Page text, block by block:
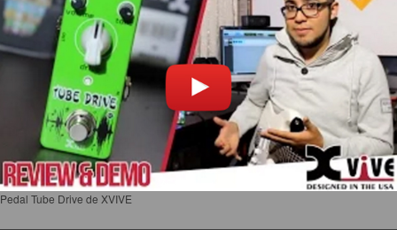
Pedal Tube Drive de XVIVE